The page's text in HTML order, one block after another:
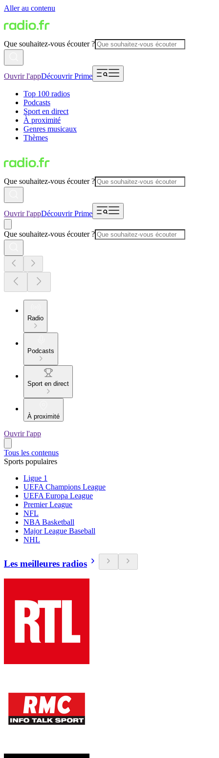
Aller au contenu
Que souhaitez-vous écouter ?
Ouvrir l'appDécouvrir Prime
Top 100 radios
Podcasts
Sport en direct
À proximité
Genres musicaux
Thèmes
Que souhaitez-vous écouter ?
Ouvrir l'appDécouvrir Prime
Que souhaitez-vous écouter ?
Radio
Podcasts
Sport en direct
À proximité
Ouvrir l'app
Tous les contenus
Sports populaires
Ligue 1
UEFA Champions League
UEFA Europa League
Premier League
NFL
NBA Basketball
Major League Baseball
NHL
Les meilleures radios